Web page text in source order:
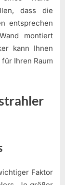
dass die
entsprechen
montiert
kann Ihnen
Ihren Raum
Faktor